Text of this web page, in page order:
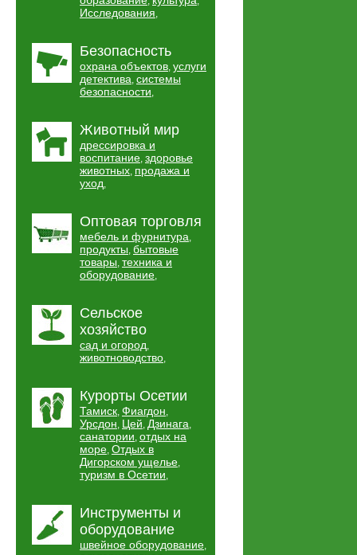
Исследования,
Безопасность
охрана объектов, услуги
детектива, системы
безопасности,
Животный мир
дрессировка и
воспитание, здоровье
животных, продажа и
уход,
Оптовая торговля
мебель и фурнитура,
продукты, бытовые
товары, техника и
оборудование,
Сельское
хозяйство
сад и огород,
животноводство,
Курорты Осетии
Тамиск, Фиагдон,
Урсдон, Цей, Дзинага,
санатории, отдых на
море, Отдых в
Дигорском ущелье,
туризм в Осетии,
Инструменты и
оборудование
швейное оборудование,